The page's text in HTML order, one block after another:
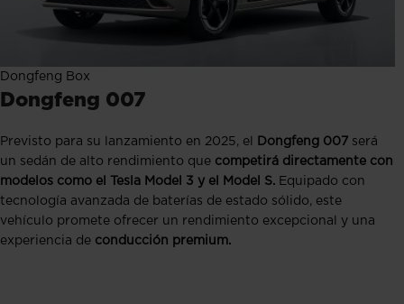
Dongfeng Box
Dongfeng 007
Previsto para su lanzamiento en 2025, el Dongfeng 007 será
un sedán de alto rendimiento que competirá directamente con
modelos como el Tesla Model 3 y el Model S. Equipado con
tecnología avanzada de baterías de estado sólido, este
vehículo promete ofrecer un rendimiento excepcional y una
experiencia de conducción premium.